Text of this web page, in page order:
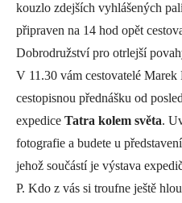
kouzlo zdejších vyhlášených
připraven na 14 hod opět
Dobrodružství pro otrlejší
V 11.30 vám cestovatelé
cestopisnou přednášku od
expedice Tatra kolem světa.
fotografie a budete u
jehož součástí je výstava
P. Kdo z vás si troufne ještě